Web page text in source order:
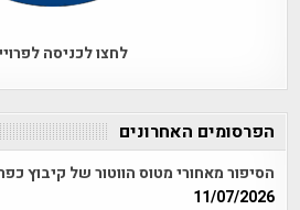
לחצו לכניסה
הפרסומים האחרונים
הסיפור מאחורי מטוס הווטור של קיבוץ
11/07/2026